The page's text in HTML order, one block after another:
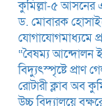
অঙ্গীকারবদ্ধ
কুমিল্লা-৫ আসনের
ড. মোবারক
যোগাযোগমাধ্যমে
“বৈষম্য আন্দোলন
বিদ্যুৎস্পৃষ্টে প্রাণ
রোটারী ক্লাব অব
উচ্চ বিদ্যালয়ে